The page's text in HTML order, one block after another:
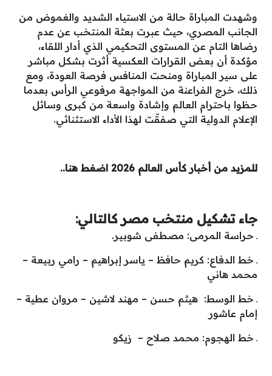
وشهدت المباراة حالة من الاستياء الشديد والغموض من
الجانب المصري، حيث عبرت بعثة المنتخب عن عدم
رضاها التام عن المستوى التحكيمي الذي أدار اللقاء،
مؤكدة أن بعض القرارات العكسية أثرت بشكل مباشر
على سير المباراة ومنحت المنافس فرصة العودة، ومع
ذلك، خرج الفراعنة من المواجهة مرفوعي الرأس بعدما
حظوا باحترام العالم وإشادة واسعة من كبرى وسائل
الإعلام الدولية التي صفقّت لهذا الأداء الاستثنائي.
للمزيد من أخبار كأس العالم 2026 اضغط هنا..
جاء تشكيل منتخب مصر كالتالي:
ـ حراسة المرمى: مصطفى شوبير.
ـ خط الدفاع: كريم حافظ – ياسر إبراهيم – رامي ربيعة –
محمد هاني
ـ خط الوسط: هيثم حسن – مهند لاشين – مروان عطية –
إمام عاشور
ـ خط الهجوم: محمد صلاح – زيكو